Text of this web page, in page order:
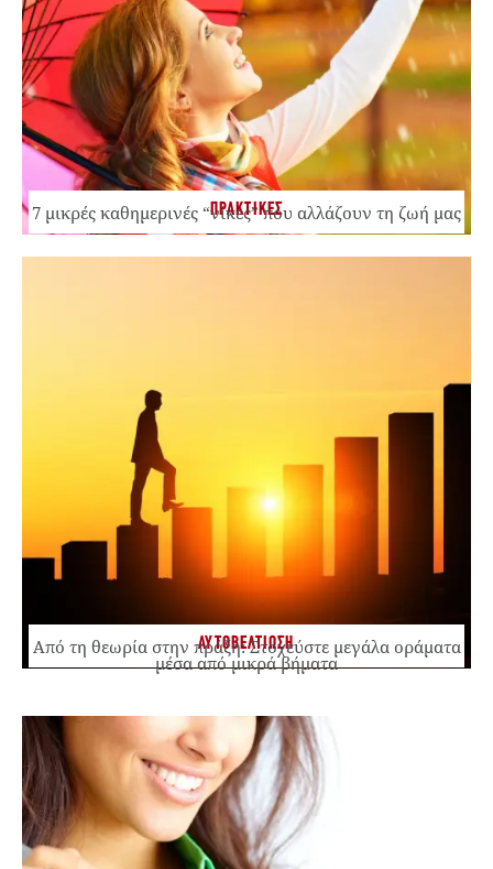
ΠΡΑΚΤΙΚΕΣ
7 μικρές καθημερινές “νίκες” που αλλάζουν τη ζωή μας
ΑΥΤΟΒΕΛΤΙΩΣΗ
Από τη θεωρία στην πράξη: Στοχεύστε μεγάλα οράματα
μέσα από μικρά βήματα